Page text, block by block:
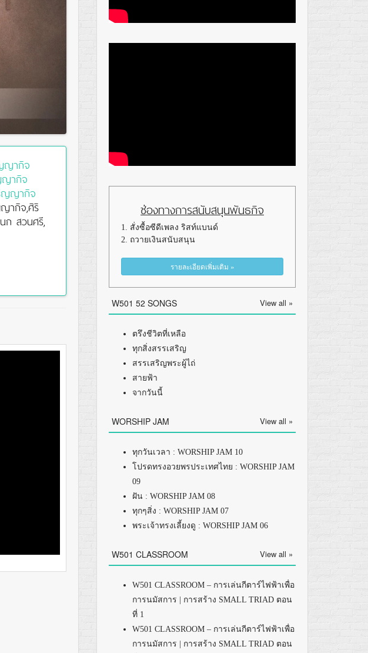
ญากิจ
ญากิจ
ญญากิจ
ากิจ,ศิริ
สวนศรี,
ช่องทางการสนับสนุนพันธกิจ
1. สั่งซื้อซีดีเพลง ริสท์แบนด์
2. ถวายเงินสนับสนุน
รายละเอียดเพิ่มเติม »
W501 52 SONGS View all »
ตรึงชีวิตที่เหลือ
ทุกสิ่งสรรเสริญ
สรรเสริญพระผู้ไถ่
สายฟ้า
จากวันนี้
WORSHIP JAM View all »
ทุกวันเวลา : WORSHIP JAM 10
โปรดทรงอวยพรประเทศไทย : WORSHIP JAM
09
ฝัน : WORSHIP JAM 08
ทุกๆสิ่ง : WORSHIP JAM 07
พระเจ้าทรงเลี้ยงดู : WORSHIP JAM 06
W501 CLASSROOM View all »
W501 CLASSROOM – การเล่นกีตาร์ไฟฟ้าเพื่อ
การนมัสการ | การสร้าง SMALL TRIAD ตอน
ที่ 1
W501 CLASSROOM – การเล่นกีตาร์ไฟฟ้าเพื่อ
การนมัสการ | การสร้าง SMALL TRIAD ตอน